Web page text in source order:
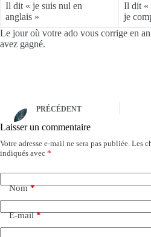
Il dit « je suis nul en
anglais »
Il dit «
je
Le jour où votre ado vous corrige en
avez gagné.
PRÉCÉDENT
Laisser un commentaire
Votre adresse e-mail ne sera pas publiée. Les
indiqués avec *
Nom*
E-mail*
A
l
r
n
a